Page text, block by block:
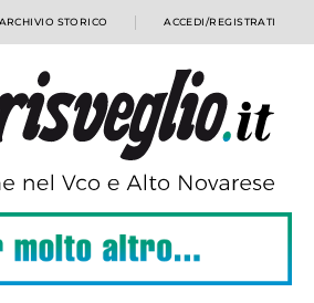
ARCHIVIO STORICO ACCEDI/REGISTRATI